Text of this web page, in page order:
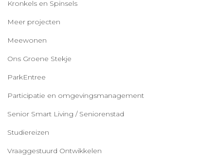
Kronkels en Spinsels
Meer projecten
Meewonen
Ons Groene Stekje
ParkEntree
Participatie en omgevingsmanagement
Senior Smart Living / Seniorenstad
Studiereizen
Vraaggestuurd Ontwikkelen